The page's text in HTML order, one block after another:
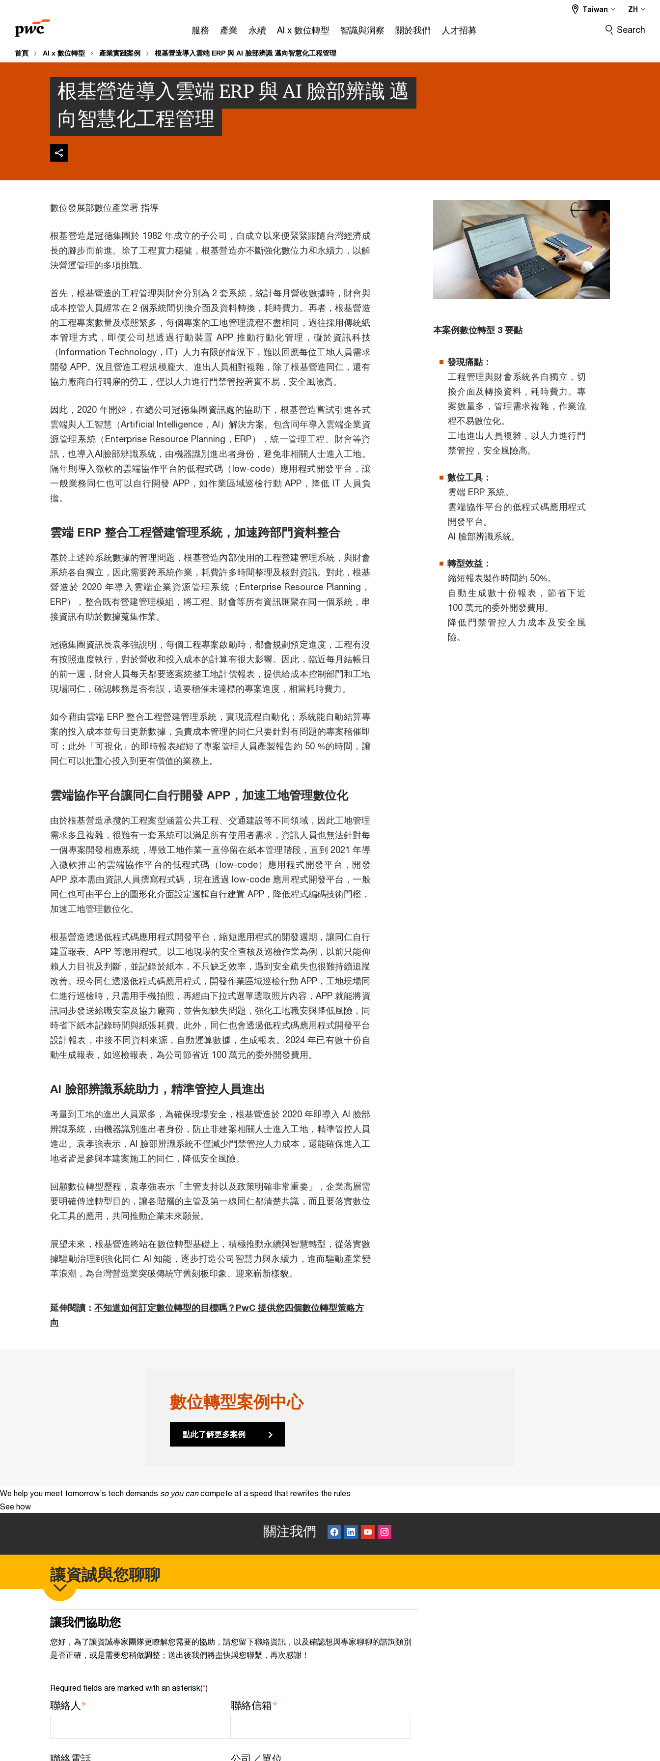
content
footer
服務 產業 永續 AI x 數位轉型 智識與洞察 關於我們 人才招募
Taiwan ZH
Search
首頁 AI x 數位轉型 產業實踐案例 根基營造導入雲端 ERP 與 AI 臉部辨識 邁向智慧化工程管理
根基營造導入雲端 ERP 與 AI 臉部辨識 邁
向智慧化工程管理
數位發展部數位產業署 指導
根基營造是冠德集團於 1982 年成立的子公司，自成立以來便緊緊跟隨台灣經濟成
長的腳步而前進。除了工程實力穩健，根基營造亦不斷強化數位力和永續力，以解
決營運管理的多項挑戰。
首先，根基營造的工程管理與財會分別為 2 套系統，統計每月營收數據時，財會與
成本控管人員經常在 2 個系統間切換介面及資料轉換，耗時費力。再者，根基營造
的工程專案數量及樣態繁多，每個專案的工地管理流程不盡相同，過往採用傳統紙
本管理方式，即便公司想透過行動裝置 APP 推動行動化管理，礙於資訊科技
（Information Technology，IT）人力有限的情況下，難以回應每位工地人員需求
開發 APP。況且營造工程規模龐大、進出人員相對複雜，除了根基營造同仁，還有
協力廠商自行聘雇的勞工，僅以人力進行門禁管控著實不易，安全風險高。
因此，2020 年開始，在總公司冠德集團資訊處的協助下，根基營造嘗試引進各式
雲端與人工智慧（Artificial Intelligence，AI）解決方案。包含同年導入雲端企業資
源管理系統（Enterprise Resource Planning，ERP），統一管理工程、財會等資
訊，也導入AI臉部辨識系統，由機器識別進出者身份，避免非相關人士進入工地。
隔年則導入微軟的雲端協作平台的低程式碼（low-code）應用程式開發平台，讓
一般業務同仁也可以自行開發 APP，如作業區域巡檢行動 APP，降低 IT 人員負
擔。
雲端 ERP 整合工程營建管理系統，加速跨部門資料整合
基於上述跨系統數據的管理問題，根基營造內部使用的工程營建管理系統，與財會
系統各自獨立，因此需要跨系統作業，耗費許多時間整理及核對資訊。對此，根基
營造於 2020 年導入雲端企業資源管理系統（Enterprise Resource Planning，
ERP），整合既有營建管理模組，將工程、財會等所有資訊匯聚在同一個系統，串
接資訊有助於數據蒐集作業。
冠德集團資訊長袁孝強說明，每個工程專案啟動時，都會規劃預定進度，工程有沒
有按照進度執行，對於營收和投入成本的計算有很大影響。因此，臨近每月結帳日
的前一週，財會人員每天都要逐案統整工地計價報表，提供給成本控制部門和工地
現場同仁，確認帳務是否有誤，還要稽催未達標的專案進度，相當耗時費力。
如今藉由雲端 ERP 整合工程營建管理系統，實現流程自動化；系統能自動結算專
案的投入成本並每日更新數據，負責成本管理的同仁只要針對有問題的專案稽催即
可；此外「可視化」的即時報表縮短了專案管理人員產製報告約 50 %的時間，讓
同仁可以把重心投入到更有價值的業務上。
雲端協作平台讓同仁自行開發 APP，加速工地管理數位化
由於根基營造承攬的工程案型涵蓋公共工程、交通建設等不同領域，因此工地管理
需求多且複雜，很難有一套系統可以滿足所有使用者需求，資訊人員也無法針對每
一個專案開發相應系統，導致工地作業一直停留在紙本管理階段，直到 2021 年導
入微軟推出的雲端協作平台的低程式碼（low-code）應用程式開發平台，開發
APP 原本需由資訊人員撰寫程式碼，現在透過 low-code 應用程式開發平台，一般
同仁也可由平台上的圖形化介面設定邏輯自行建置 APP，降低程式編碼技術門檻，
加速工地管理數位化。
根基營造透過低程式碼應用程式開發平台，縮短應用程式的開發週期，讓同仁自行
建置報表、APP 等應用程式。以工地現場的安全查核及巡檢作業為例，以前只能仰
賴人力目視及判斷，並記錄於紙本，不只缺乏效率，遇到安全疏失也很難持續追蹤
改善。現今同仁透過低程式碼應用程式，開發作業區域巡檢行動 APP，工地現場同
仁進行巡檢時，只需用手機拍照，再經由下拉式選單選取照片內容，APP 就能將資
訊同步發送給職安室及協力廠商，並告知缺失問題，強化工地職安與降低風險，同
時省下紙本記錄時間與紙張耗費。此外，同仁也會透過低程式碼應用程式開發平台
設計報表，串接不同資料來源，自動運算數據，生成報表。2024 年已有數十份自
動生成報表，如巡檢報表，為公司節省近 100 萬元的委外開發費用。
AI 臉部辨識系統助力，精準管控人員進出
考量到工地的進出人員眾多，為確保現場安全，根基營造於 2020 年即導入 AI 臉部
辨識系統，由機器識別進出者身份，防止非建案相關人士進入工地，精準管控人員
進出。袁孝強表示，AI 臉部辨識系統不僅減少門禁管控人力成本，還能確保進入工
地者皆是參與本建案施工的同仁，降低安全風險。
回顧數位轉型歷程，袁孝強表示「主管支持以及政策明確非常重要」，企業高層需
要明確傳達轉型目的，讓各階層的主管及第一線同仁都清楚共識，而且要落實數位
化工具的應用，共同推動企業未來願景。
展望未來，根基營造將站在數位轉型基礎上，積極推動永續與智慧轉型，從落實數
據驅動治理到強化同仁 AI 知能，逐步打造公司智慧力與永續力，進而驅動產業變
革浪潮，為台灣營造業突破傳統守舊刻板印象、迎來嶄新樣貌。
延伸閱讀： 不知道如何訂定數位轉型的目標嗎？PwC 提供您四個數位轉型策略方
向
本案例數位轉型 3 要點
發現痛點：
工程管理與財會系統各自獨立，切
換介面及轉換資料，耗時費力。專
案數量多，管理需求複雜，作業流
程不易數位化。
工地進出人員複雜，以人力進行門
禁管控，安全風險高。
數位工具：
雲端 ERP 系統。
雲端協作平台的低程式碼應用程式
開發平台。
AI 臉部辨識系統。
轉型效益：
縮短報表製作時間約 50%。
自動生成數十份報表，節省下近
100 萬元的委外開發費用。
降低門禁管控人力成本及安全風
險。
數位轉型案例中心
點此了解更多案例
We help you meet tomorrow’s tech demands so you can compete at a speed that rewrites the rules
See how
關注我們
讓資誠與您聊聊
讓我們協助您
您好，為了讓資誠專家團隊更瞭解您需要的協助，請您留下聯絡資訊，以及確認想與專家聊聊的諮詢類別
是否正確，或是需要您稍做調整；送出後我們將盡快與您聯繫，再次感謝！
Required fields are marked with an asterisk(*)
聯絡人* 聯絡信箱*